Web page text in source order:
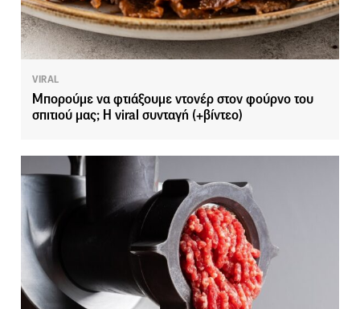
VIRAL
Μπορούμε να φτιάξουμε ντονέρ στον φούρνο του
σπιτιού μας; Η viral συνταγή (+βίντεο)